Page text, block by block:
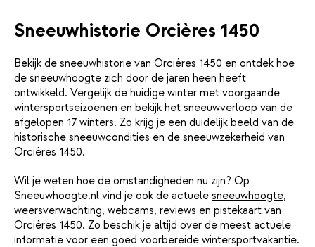
Sneeuwhistorie Orcières 1450
Bekijk de sneeuwhistorie van Orcières 1450 en ontdek hoe
de sneeuwhoogte zich door de jaren heen heeft
ontwikkeld. Vergelijk de huidige winter met voorgaande
wintersportseizoenen en bekijk het sneeuwverloop van de
afgelopen 17 winters. Zo krijg je een duidelijk beeld van de
historische sneeuwcondities en de sneeuwzekerheid van
Orcières 1450.
Wil je weten hoe de omstandigheden nu zijn? Op
Sneeuwhoogte.nl vind je ook de actuele sneeuwhoogte,
weersverwachting, webcams, reviews en pistekaart van
Orcières 1450. Zo beschik je altijd over de meest actuele
informatie voor een goed voorbereide wintersportvakantie.